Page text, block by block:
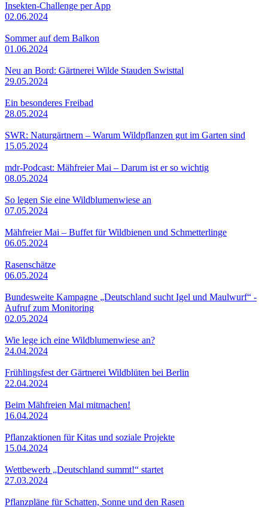
Insekten-Challenge per App
02.06.2024
Sommer auf dem Balkon
01.06.2024
Neu an Bord: Gärtnerei Wilde Stauden Swisttal
29.05.2024
Ein besonderes Freibad
28.05.2024
SWR: Naturgärtnern – Warum Wildpflanzen gut im Garten sind
15.05.2024
mdr-Podcast: Mähfreier Mai – Darum ist er so wichtig
08.05.2024
So legen Sie eine Wildblumenwiese an
07.05.2024
Mähfreier Mai – Buffet für Wildbienen und Schmetterlinge
06.05.2024
Rasenschätze
06.05.2024
Bundesweite Kampagne „Deutschland sucht Igel und Maulwurf“ -
Aufruf zum Monitoring
02.05.2024
Wie lege ich eine Wildblumenwiese an?
24.04.2024
Frühlingsfest der Gärtnerei Wildblüten bei Berlin
22.04.2024
Beim Mähfreien Mai mitmachen!
16.04.2024
Pflanzaktionen für Kitas und soziale Projekte
15.04.2024
Wettbewerb „Deutschland summt!“ startet
27.03.2024
Pflanzpläne für Schatten, Sonne und den Rasen